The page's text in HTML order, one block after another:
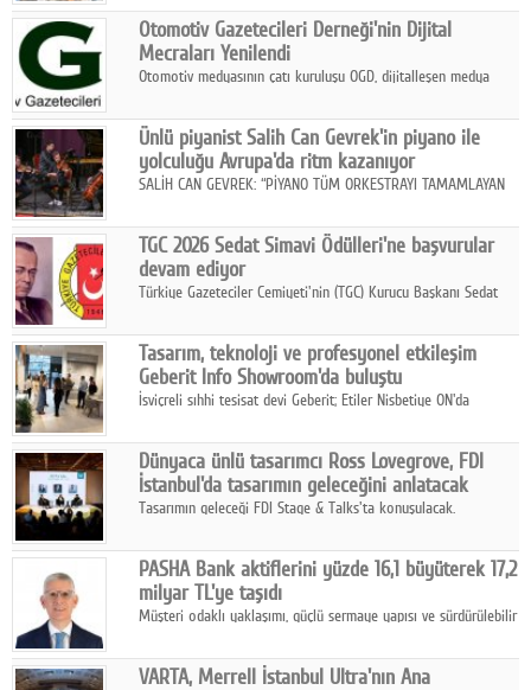
çalışan bağlılığı, iyi olma hali ve işveren markası üzerindeki
etkisine dikkat çekti.
Otomotiv Gazetecileri Derneği'nin Dijital
Mecraları Yenilendi
Otomotiv medyasının çatı kuruluşu OGD, dijitalleşen medya
hedefiyle internet sitesini ve sosyal medya kanallarını yeniledi.
Ünlü piyanist Salih Can Gevrek'in piyano ile
yolculuğu Avrupa'da ritm kazanıyor
SALİH CAN GEVREK: “PİYANO TÜM ORKESTRAYI TAMAMLAYAN
ETKİ YARATIYOR"
TGC 2026 Sedat Simavi Ödülleri'ne başvurular
devam ediyor
Türkiye Gazeteciler Cemiyeti'nin (TGC) Kurucu Başkanı Sedat
Tasarım, teknoloji ve profesyonel etkileşim
Geberit Info Showroom'da buluştu
İsviçreli sıhhi tesisat devi Geberit; Etiler Nisbetiye ON'da
ortaklığıyla özel bir davete ev sahipliği yaptı.
Dünyaca ünlü tasarımcı Ross Lovegrove, FDI
İstanbul'da tasarımın geleceğini anlatacak
Tasarımın geleceği FDI Stage & Talks'ta konuşulacak.
PASHA Bank aktiflerini yüzde 16,1 büyüterek 17,2
milyar TL'ye taşıdı
Müşteri odaklı yaklaşımı, güçlü sermaye yapısı ve sürdürülebilir
yılının ilk yarısında güçlü finansal performansını korudu.
VARTA, Merrell İstanbul Ultra'nın Ana